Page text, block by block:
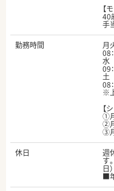
【
40
手
勤務時間
月
08
水
09
土
08
※
【
①
②
③
休日
週
す
■